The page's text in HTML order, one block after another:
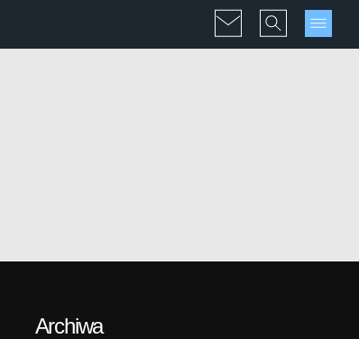
Archiwa